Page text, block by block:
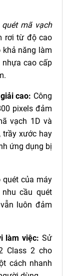
mã vạch
rơi từ độ cao
khả năng làm
cao cấp
cao: Công
pixels đảm
vạch 1D và
trầy xước hay
ứng dụng bị
quét của máy
cầu quét
luôn đảm
làm việc: Sử
Class 2 cho
cách nhanh